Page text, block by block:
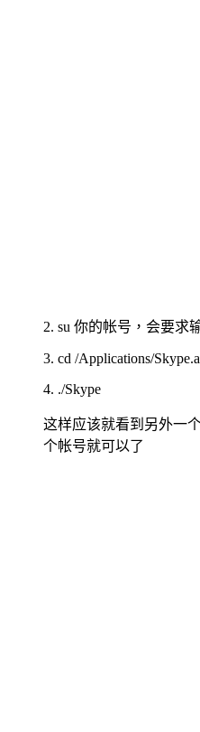
2. su 你的帐号，会要求
3. cd /Applications/
4. ./Skype
这样应该就看到另外一
个帐号就可以了